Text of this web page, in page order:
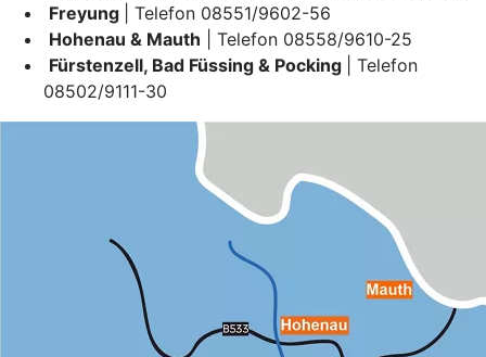
Freyung
| Telefon 08551/9602-56
Hohenau & Mauth | Telefon 08558/9610-25
Fürstenzell, Bad Füssing & Pocking
| Telefon
08502/9111-30